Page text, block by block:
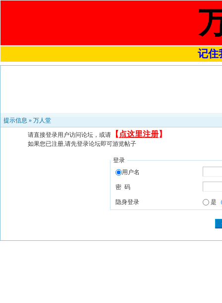
记住
提示信息 » 万人堂
请直接登录用户访问论坛，或请 【 点这里注册】
如果您已注册,请先登录论坛即可游览帖子
登录
用户名
密 码
隐身登录 是